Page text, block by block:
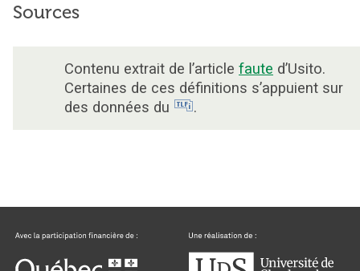
Sources
Contenu extrait de l’article faute d’Usito.
Certaines de ces définitions s’appuient sur
des données du
.